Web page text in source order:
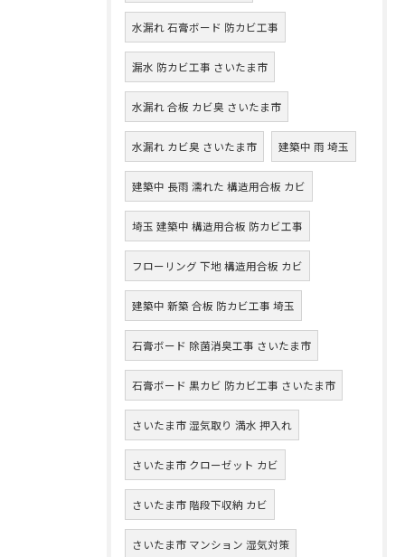
水漏れ 石膏ボード 防カビ工事
漏水 防カビ工事 さいたま市
水漏れ 合板 カビ臭 さいたま市
水漏れ カビ臭 さいたま市 建築中 雨 埼玉
建築中 長雨 濡れた 構造用合板 カビ
埼玉 建築中 構造用合板 防カビ工事
フローリング 下地 構造用合板 カビ
建築中 新築 合板 防カビ工事 埼玉
石膏ボード 除菌消臭工事 さいたま市
石膏ボード 黒カビ 防カビ工事 さいたま市
さいたま市 湿気取り 満水 押入れ
さいたま市 クローゼット カビ
さいたま市 階段下収納 カビ
さいたま市 マンション 湿気対策